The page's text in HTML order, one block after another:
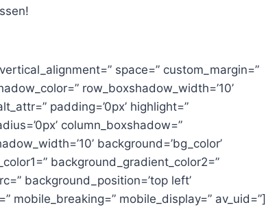
space=” custom_margin=”
row_boxshadow_width=’10’
padding=’0px’ highlight=”
column_boxshadow=”
background=’bg_color’
background_gradient_color2=”
background_position=’top left’
mobile_breaking=” mobile_display=” av_uid=”]